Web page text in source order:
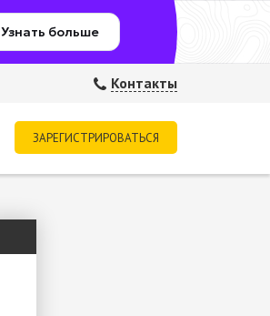
Узнать больше
Контакты
ЗАРЕГИСТРИРОВАТЬСЯ